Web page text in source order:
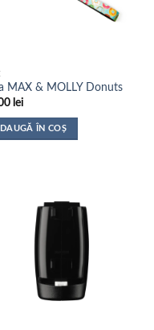
MAX & MOLLY Donuts
lei
ÎN COȘ